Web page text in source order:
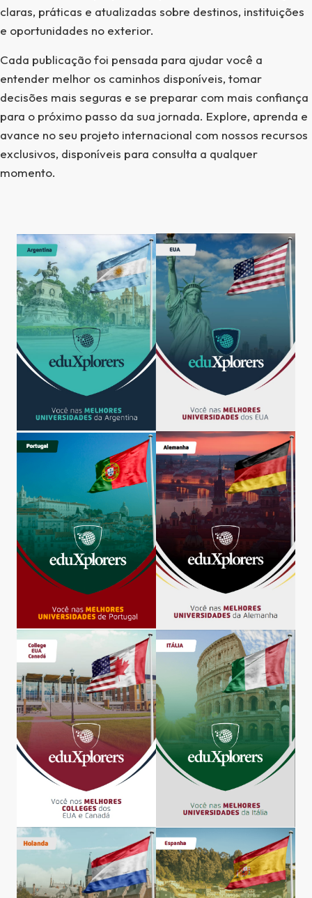
claras, práticas e atualizadas sobre destinos, instituições
e oportunidades no exterior.
Cada publicação foi pensada para ajudar você a
entender melhor os caminhos disponíveis, tomar
decisões mais seguras e se preparar com mais confiança
para o próximo passo da sua jornada. Explore, aprenda e
avance no seu projeto internacional com nossos recursos
exclusivos, disponíveis para consulta a qualquer
momento.